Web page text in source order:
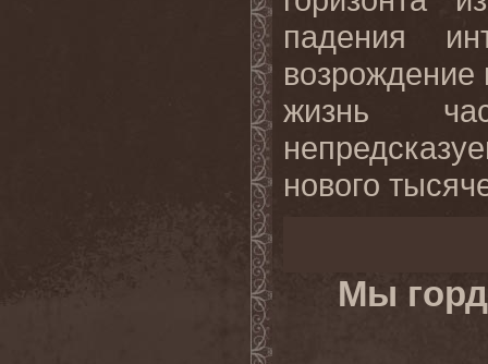
падения
жизнь
нового
Мы